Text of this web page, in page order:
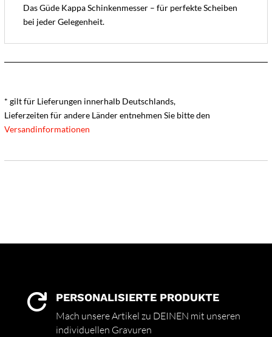
Das Güde Kappa Schinkenmesser – für perfekte Scheiben
bei jeder Gelegenheit.
* gilt für Lieferungen innerhalb Deutschlands,
Lieferzeiten für andere Länder entnehmen Sie bitte den
Versandinformationen
 PERSONALISIERTE PRODUKTE
Mach unsere Artikel zu DEINEN mit unseren
individuellen Gravuren